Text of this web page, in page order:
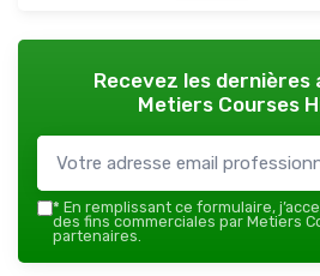
Recevez les
Metiers Courses
* En remplissant ce formulaire,
des fins commerciales par Metiers
partenaires.